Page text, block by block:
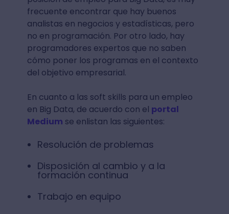
De hecho, la razón por la que los analistas
de Big Data tienen tanta demanda es que
es muy raro encontrar capital humano
que tenga un conocimiento profundo de los
aspectos técnicos, pero también en las
estadísticas y los negocios a la vez
Para los reclutadores, cuando buscan una
posición de empleo para Big Data, es muy
frecuente encontrar que hay buenos
analistas en negocios y estadísticas, pero
no en programación. Por otro lado, hay
programadores expertos que no saben
cómo poner los programas en el contexto